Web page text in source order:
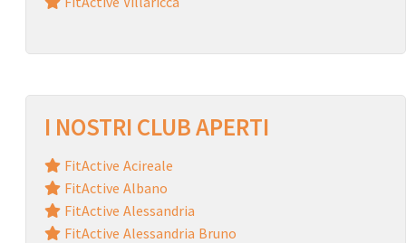
I NOSTRI CLUB APERTI
FitActive Acireale
FitActive Albano
FitActive Alessandria
FitActive Alessandria Bruno